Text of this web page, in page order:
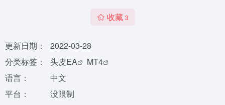
收藏 3
更新日期：
2022-03-28
分类标签：
头皮EA
MT4
语言：
中文
平台：
没限制